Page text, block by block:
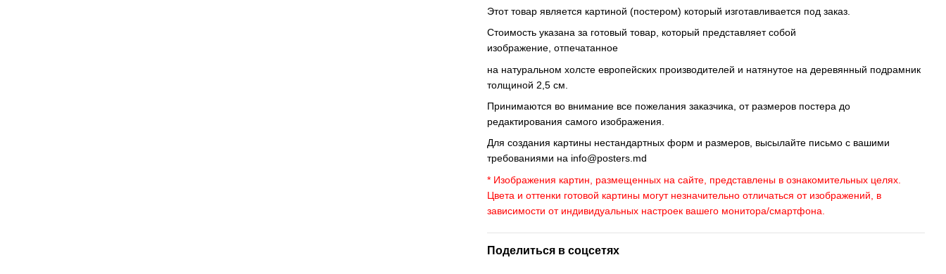
Этот товар является картиной (постером) который изготавливается под заказ.
Стоимость указана за готовый товар, который представляет собой
изображение, отпечатанное
на натуральном холсте европейских производителей и натянутое на деревянный подрамник
толщиной 2,5 см.
Принимаются во внимание все пожелания заказчика, от размеров постера до
редактирования самого изображения.
Для создания картины нестандартных форм и размеров, высылайте письмо c вашими
требованиями на info@posters.md
* Изображения картин, размещенных на сайте, представлены в ознакомительных целях.
Цвета и оттенки готовой картины могут незначительно отличаться от изображений, в
зависимости от индивидуальных настроек вашего монитора/смартфона.
Поделиться в соцсетях